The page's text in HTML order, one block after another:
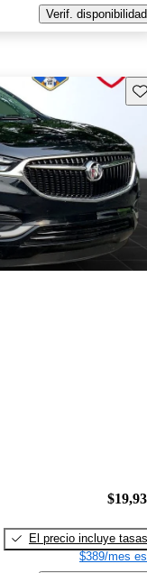
Verif. disponibilidad
El precio incluye tasas
$389/mes